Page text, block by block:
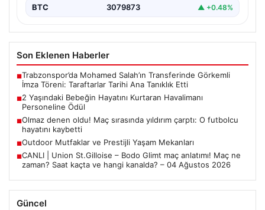
BTC 3079873 ▲ +0.48%
Son Eklenen Haberler
■Trabzonspor’da Mohamed Salah’ın Transferinde Görkemli
İmza Töreni: Taraftarlar Tarihi Ana Tanıklık Etti
■2 Yaşındaki Bebeğin Hayatını Kurtaran Havalimanı
Personeline Ödül
■Olmaz denen oldu! Maç sırasında yıldırım çarptı: O futbolcu
hayatını kaybetti
■Outdoor Mutfaklar ve Prestijli Yaşam Mekanları
■CANLI | Union St.Gilloise – Bodo Glimt maç anlatımı! Maç ne
zaman? Saat kaçta ve hangi kanalda? – 04 Ağustos 2026
Güncel